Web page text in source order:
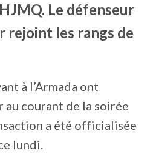
Le défenseur
rejoint les rangs de
à l’Armada ont
au courant de la soirée
a été officialisée
lundi.